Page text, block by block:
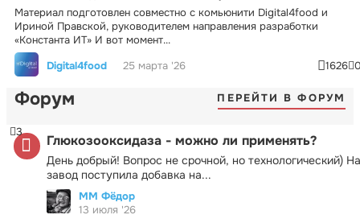
Материал подготовлен совместно с комьюнити Digital4food и
Ириной Правской, руководителем направления разработки
«Константа ИТ» И вот момент...
Digital4food
25 марта '26 1626
Форум ПЕРЕЙТИ В ФОРУМ
Глюкозооксидаза - можно ли применять?
День добрый! Вопрос не срочной, но технологический) На
завод поступила добавка на...
3
ММ Фёдор
13 июля '26